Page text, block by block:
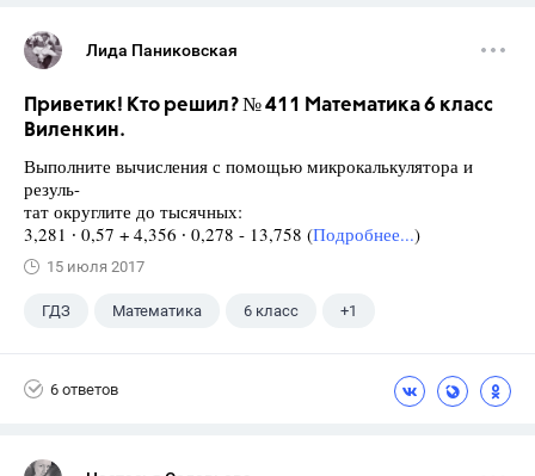
Лида Паниковская
Приветик! Кто решил? № 411 Математика 6 класс
Виленкин.
Выполните вычисления с помощью микрокалькулятора и
резуль-
тат округлите до тысячных:
3,281 ∙ 0,57 + 4,356 ∙ 0,278 - 13,758 (Подробнее...)
15 июля 2017
ГДЗ Математика 6 класс +1
6 ответов